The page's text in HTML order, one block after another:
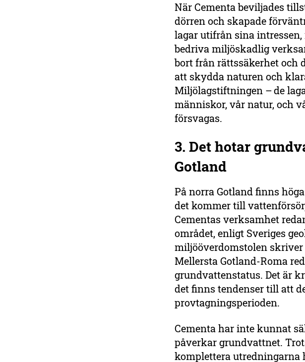
När Cementa beviljades
dörren och skapade
lagar utifrån sina
bedriva miljöskadlig
bort från rättssäkerhet och
att skydda naturen och
Miljölagstiftningen – de
människor, vår natur, och
försvagas.
3. Det hotar
Gotland
På norra Gotland finns
det kommer till
Cementas verksamhet
området, enligt Sveriges
miljööverdomstolen
Mellersta Gotland-Roma
grundvattenstatus. Det är
det finns tendenser till att
provtagningsperioden.
Cementa har inte kunnat
påverkar grundvattnet.
komplettera utredningarna